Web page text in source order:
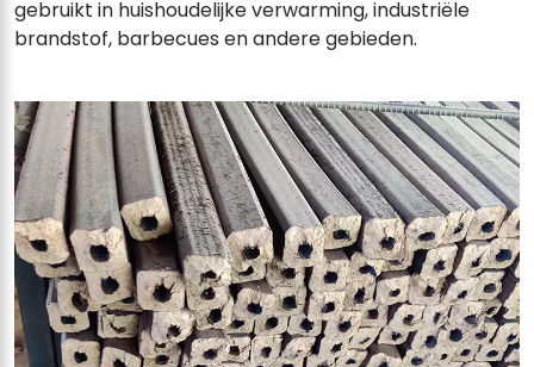
gebruikt in huishoudelijke verwarming, industriële
brandstof, barbecues en andere gebieden.